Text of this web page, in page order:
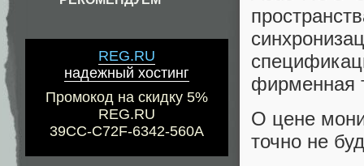
REG.RU
надежный хостинг
Промокод на скидку 5%
REG.RU
39CC-C72F-6342-560A
фирменная
О цене
точно не